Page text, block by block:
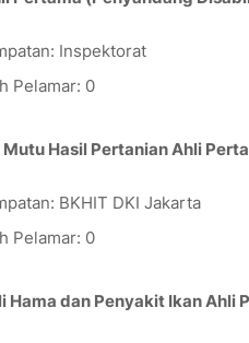
Inspektorat
Pelamar: 0
Hasil Pertanian Ahli
BKHIT DKI Jakarta
Pelamar: 0
Hama dan Penyakit Ikan Ahli